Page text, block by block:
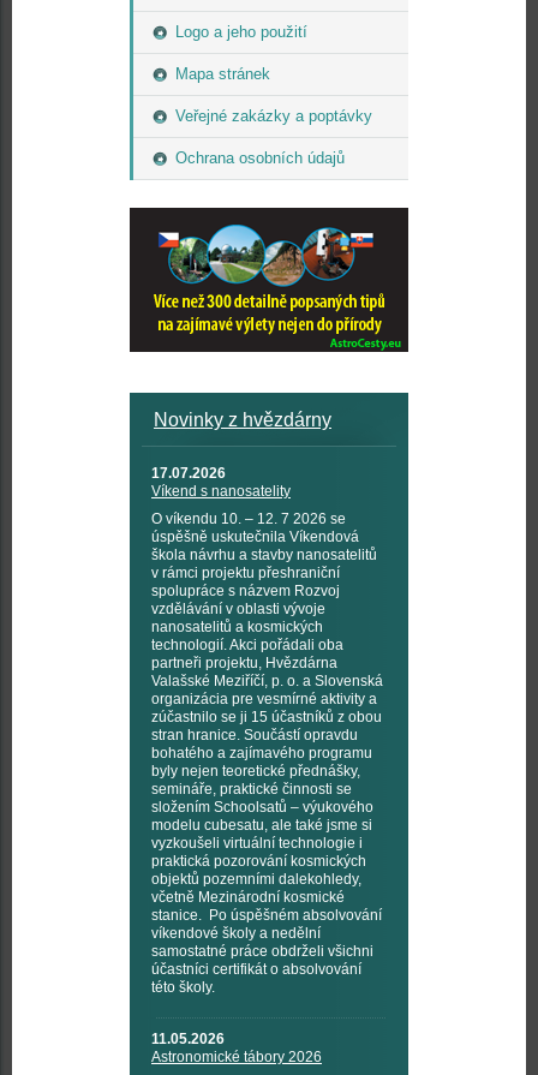
Logo a jeho použití
Mapa stránek
Veřejné zakázky a poptávky
Ochrana osobních údajů
Novinky z hvězdárny
17.07.2026
Víkend s nanosatelity
O víkendu 10. – 12. 7 2026 se
úspěšně uskutečnila Víkendová
škola návrhu a stavby nanosatelitů
v rámci projektu přeshraniční
spolupráce s názvem Rozvoj
vzdělávání v oblasti vývoje
nanosatelitů a kosmických
technologií. Akci pořádali oba
partneři projektu, Hvězdárna
Valašské Meziříčí, p. o. a Slovenská
organizácia pre vesmírné aktivity a
zúčastnilo se ji 15 účastníků z obou
stran hranice. Součástí opravdu
bohatého a zajímavého programu
byly nejen teoretické přednášky,
semináře, praktické činnosti se
složením Schoolsatů – výukového
modelu cubesatu, ale také jsme si
vyzkoušeli virtuální technologie i
praktická pozorování kosmických
objektů pozemními dalekohledy,
včetně Mezinárodní kosmické
stanice. Po úspěšném absolvování
víkendové školy a nedělní
samostatné práce obdrželi všichni
účastníci certifikát o absolvování
této školy.
11.05.2026
Astronomické tábory 2026